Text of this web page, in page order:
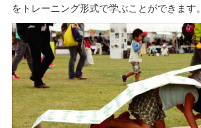
をトレーニング形式で学ぶことができます。